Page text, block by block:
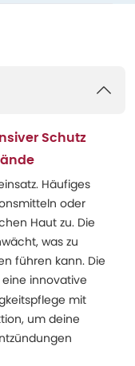
Schutz
Häufiges
oder
Haut zu. Die
was zu
führen kann. Die
innovative
mit
um deine